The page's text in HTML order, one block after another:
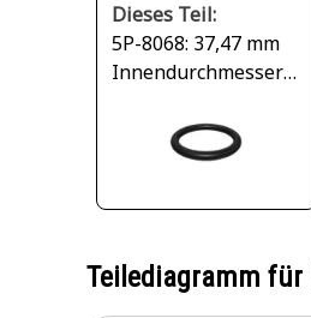
Dieses Teil:
5P-8068: 37,47 mm
Innendurchmesser
Teilediagramm für